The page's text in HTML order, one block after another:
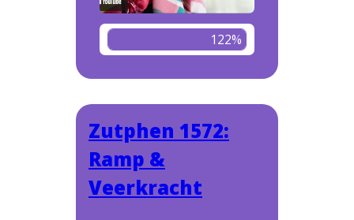
122%
Zutphen 1572:
Ramp &
Veerkracht